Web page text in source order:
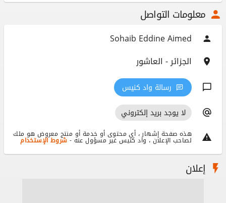
معلومات التواصل
Sohaib Eddine Aimed
الجزائر - العاشور
رسالة واد كنيس
لا يوجد بريد إلكتروني
هذه صفحة إشهار ، أي محتوى أو خدمة أو منتج معروض هو ملك
لصاحب الإعلان ، واد كنيس غير مسؤول عنه - شروط الإستخدام
إعلان